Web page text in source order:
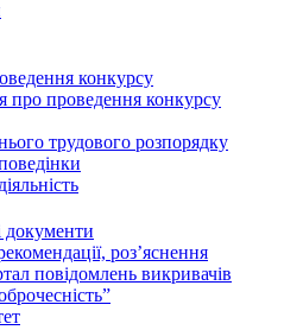
конкурсу
про проведення конкурсу
трудового розпорядку
документи
роз’яснення
повідомлень викривачів